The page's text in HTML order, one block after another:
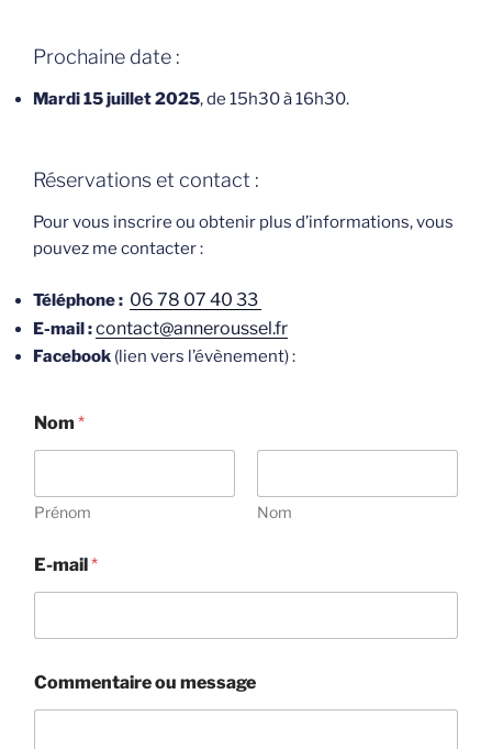
Prochaine date :
Mardi 15 juillet 2025, de 15h30 à 16h30.
Réservations et contact :
Pour vous inscrire ou obtenir plus d’informations, vous
pouvez me contacter :
Téléphone : 06 78 07 40 33
E-mail :contact@anneroussel.fr
Facebook (lien vers l’évènement) :
Nom *
Prénom Nom
E-mail *
Commentaire ou message